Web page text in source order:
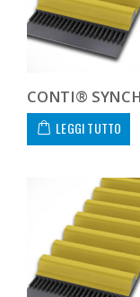
LEGGI TUTTO